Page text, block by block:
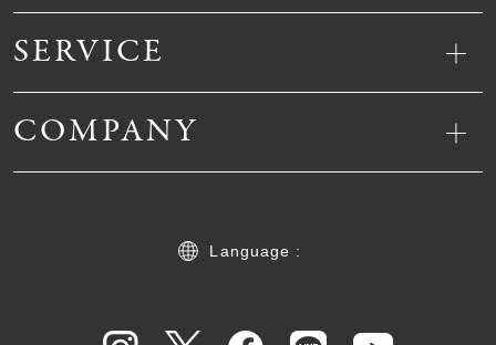
SERVICE
COMPANY
Language :